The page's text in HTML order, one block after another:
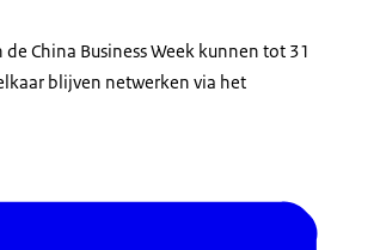
de China Business Week kunnen tot 31
blijven netwerken via het